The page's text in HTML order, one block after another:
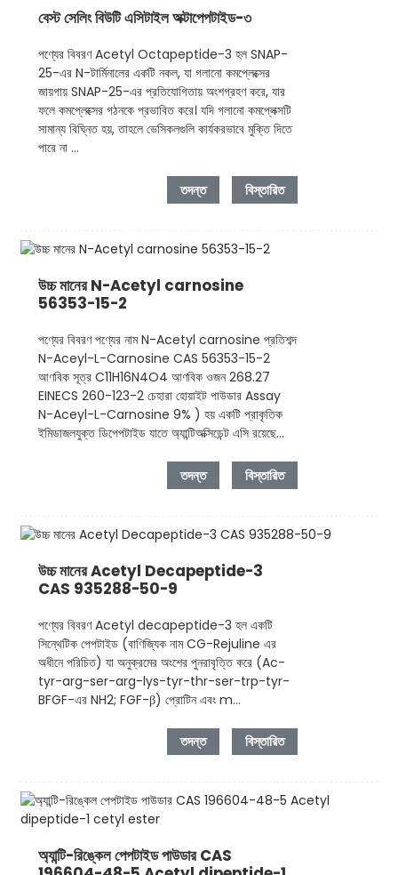
বেস্ট সেলিং বিউটি এসিটাইল অক্টাপেপটাইড-৩
পণ্যের বিবরণ Acetyl Octapeptide-3 হল SNAP-
25-এর N-টার্মিনালের একটি নকল, যা গলানো কমপ্লেক্সের
জায়গায় SNAP-25-এর প্রতিযোগিতায় অংশগ্রহণ করে, যার
ফলে কমপ্লেক্সের গঠনকে প্রভাবিত করে। যদি গলানো কমপ্লেক্সটি
সামান্য বিঘ্নিত হয়, তাহলে ভেসিকলগুলি কার্যকরভাবে মুক্তি দিতে
পারে না ...
তদন্ত বিস্তারিত
উচ্চ মানের N-Acetyl carnosine
56353-15-2
পণ্যের বিবরণ পণ্যের নাম N-Acetyl carnosine প্রতিশব্দ
N-Aceyl-L-Carnosine CAS 56353-15-2
আণবিক সূত্র C11H16N4O4 আণবিক ওজন 268.27
EINECS 260-123-2 চেহারা হোয়াইট পাউডার Assay
N-Aceyl-L-Carnosine 9% ) হয় একটি প্রাকৃতিক
ইমিডাজলযুক্ত ডিপেপটাইড যাতে অ্যান্টিঅক্সিডেন্ট এসি রয়েছে...
তদন্ত বিস্তারিত
উচ্চ মানের Acetyl Decapeptide-3
CAS 935288-50-9
পণ্যের বিবরণ Acetyl decapeptide-3 হল একটি
সিন্থেটিক পেপটাইড (বাণিজ্যিক নাম CG-Rejuline এর
অধীনে পরিচিত) যা অনুক্রমের অংশের পুনরাবৃত্তি করে (Ac-
tyr-arg-ser-arg-lys-tyr-thr-ser-trp-tyr-
BFGF-এর NH2; FGF-β) প্রোটিন এবং m...
তদন্ত বিস্তারিত
অ্যান্টি-রিঙ্কেল পেপটাইড পাউডার CAS